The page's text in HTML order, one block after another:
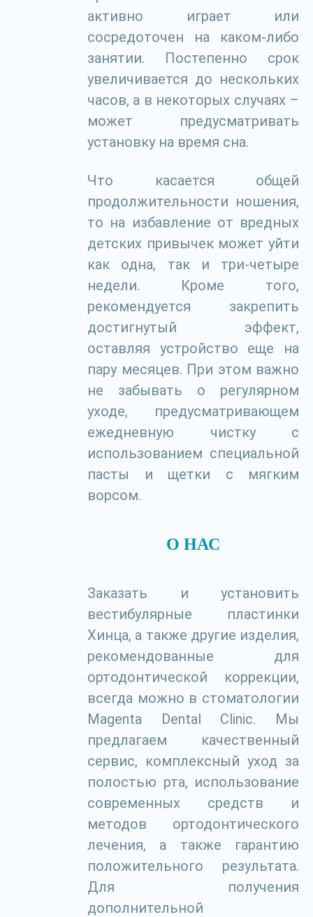
активно играет или
сосредоточен на каком-либо
занятии. Постепенно срок
увеличивается до нескольких
часов, а в некоторых случаях –
может предусматривать
установку на время сна.
Что касается общей
продолжительности ношения,
то на избавление от вредных
детских привычек может уйти
как одна, так и три-четыре
недели. Кроме того,
рекомендуется закрепить
достигнутый эффект,
оставляя устройство еще на
пару месяцев. При этом важно
не забывать о регулярном
уходе, предусматривающем
ежедневную чистку с
использованием специальной
пасты и щетки с мягким
ворсом.
О НАС
Заказать и установить
вестибулярные пластинки
Хинца, а также другие изделия,
рекомендованные для
ортодонтической коррекции,
всегда можно в стоматологии
Magenta Dental Clinic. Мы
предлагаем качественный
сервис, комплексный уход за
полостью рта, использование
современных средств и
методов ортодонтического
лечения, а также гарантию
положительного результата.
Для получения
дополнительной